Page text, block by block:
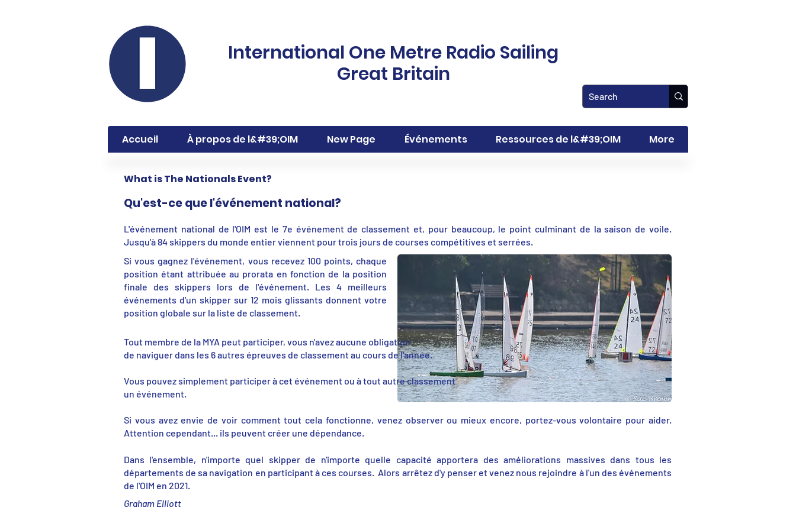
International One Metre Radio Sailing
Great Britain
Accueil À propos de l&#39;OIM New Page Événements Ressources de l&#39;OIM More
What is The Nationals Event?
Qu'est-ce que l'événement national?
L'événement national de l'OIM est le 7e événement de classement et, pour beaucoup, le point culminant de la saison de voile.
Jusqu'à 84 skippers du monde entier viennent pour trois jours de courses compétitives et serrées.
Si vous gagnez l'événement, vous recevez 100 points, chaque
position étant attribuée au prorata en fonction de la position
finale des skippers lors de l'événement. Les 4 meilleurs
événements d'un skipper sur 12 mois glissants donnent votre
position globale sur la liste de classement.
Tout membre de la MYA peut participer, vous n'avez aucune obligation
de naviguer dans les 6 autres épreuves de classement au cours de l'année.
Vous pouvez simplement participer à cet événement ou à tout autre classement
un événement.
Si vous avez envie de voir comment tout cela fonctionne, venez observer ou mieux encore, portez-vous volontaire pour aider.
Attention cependant... ils peuvent créer une dépendance.
Dans l'ensemble, n'importe quel skipper de n'importe quelle capacité apportera des améliorations massives dans tous les
départements de sa navigation en participant à ces courses. Alors arrêtez d'y penser et venez nous rejoindre à l'un des événements
de l'OIM en 2021.
Graham Elliott